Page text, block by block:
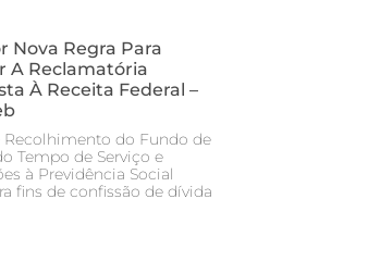
Nova Regra Para
A Reclamatória
À Receita Federal –
Recolhimento do Fundo de
Tempo de Serviço e
à Previdência Social
fins de confissão de dívida